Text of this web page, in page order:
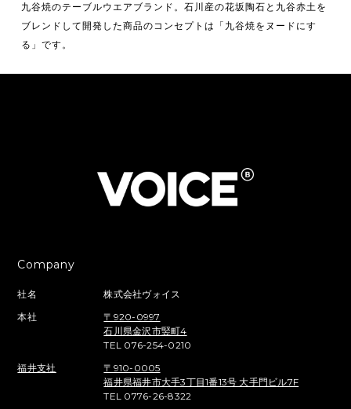
九谷焼のテーブルウエアブランド。石川産の花坂陶石と九谷赤土を
ブレンドして開発した商品のコンセプトは「九谷焼をヌードにす
る」です。
Company
社名
株式会社ヴォイス
本社
〒920-0997
石川県金沢市竪町4
TEL 076-254-0210
福井支社
〒910-0005
福井県福井市大手3丁目1番13号 大手門ビル7F
TEL 0776-26-8322